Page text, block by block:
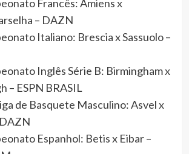
Francês: Amiens x
– DAZN
Italiano: Brescia x Sassuolo –
Inglês Série B: Birmingham x
– ESPN BRASIL
de Basquete Masculino: Asvel x
Espanhol: Betis x Eibar –